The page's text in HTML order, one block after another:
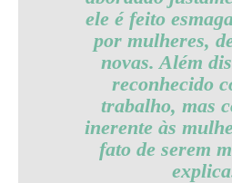
ele é feito
por mulheres,
novas. Além
reconhecido
trabalho, mas
inerente às
fato de serem